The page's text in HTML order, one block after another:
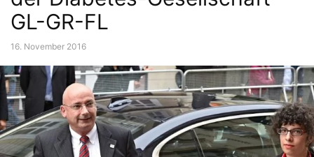
GL-GR-FL
16. November 2016